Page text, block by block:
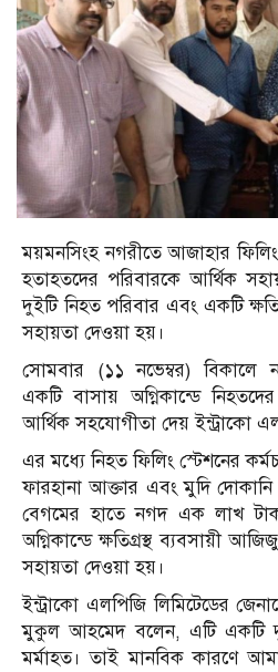
ময়মনসিংহ নগরীতে আজাহার ফিলিং
হতাহতদের পরিবারকে আর্থিক
দুইটি নিহত পরিবার এবং একটি
সহায়তা দেওয়া হয়।
সোমবার (১১ নভেম্বর) বিকালে
একটি বাসায় অগ্নিকান্ডে
আর্থিক সহযোগীতা দেয় ইন্ট্রাকো
এর মধ্যে নিহত ফিলিং স্টেশনের
ফারহানা আক্তার এবং মুদি
বেগমের হাতে নগদ এক লাখ
অগ্নিকান্ডে ক্ষতিগ্রস্থ ব্যবসায়ী
সহায়তা দেওয়া হয়।
ইন্ট্রাকো এলপিজি লিমিটেডের
মুকুল আহমেদ বলেন, এটি একটি
মর্মাহত। তাই মানবিক কারণে